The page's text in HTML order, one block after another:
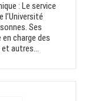
: Le service
l’Université
Ses
charge des
autres...